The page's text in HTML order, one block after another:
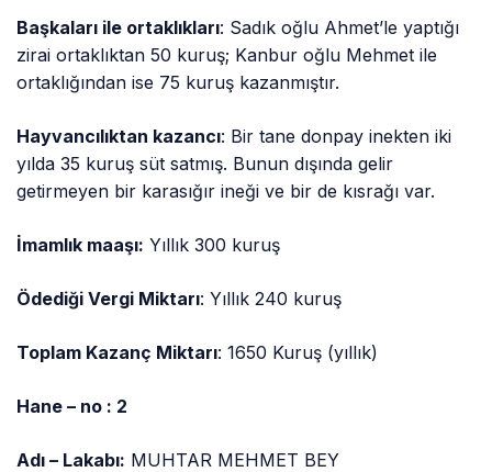
Başkaları ile ortaklıkları: Sadık oğlu Ahmet’le yaptığı
zirai ortaklıktan 50 kuruş; Kanbur oğlu Mehmet ile
ortaklığından ise 75 kuruş kazanmıştır.
Hayvancılıktan kazancı: Bir tane donpay inekten iki
yılda 35 kuruş süt satmış. Bunun dışında gelir
getirmeyen bir karasığır ineği ve bir de kısrağı var.
İmamlık maaşı: Yıllık 300 kuruş
Ödediği Vergi Miktarı: Yıllık 240 kuruş
Toplam Kazanç Miktarı: 1650 Kuruş (yıllık)
Hane – no : 2
Adı – Lakabı: MUHTAR MEHMET BEY